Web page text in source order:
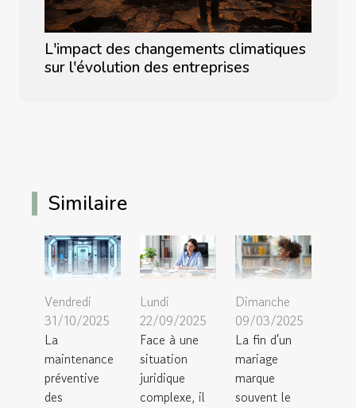
L'impact des changements climatiques
sur l'évolution des entreprises
Similaire
Vendredi
31/10/2025
La
maintenance
préventive
des
Lundi
22/09/2025
Face à une
situation
juridique
complexe, il
Dimanche
09/03/2025
La fin d'un
mariage
marque
souvent le